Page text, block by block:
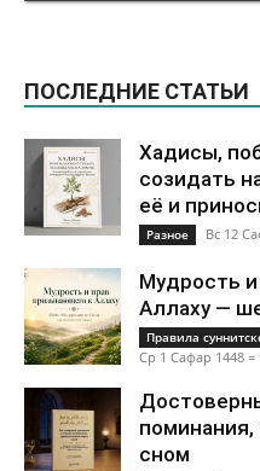
ПОСЛЕДНИЕ СТАТЬИ
Хадисы,
созидать
её и
Разное Вс 12
Мудрость
Аллаху —
Правила
Ср 1 Сафар 1448
сном